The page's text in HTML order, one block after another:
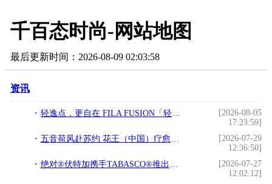
千百态时尚-网站地图
最后更新时间：2026-08-09 02:03:58
资讯
轻逸点，更自在 FILA FUSION「轻逸新机服」全新上市，让通勤与出游轻盈如风
[2026-08-05
17:23:59]
五音荷风赴苏约 花王（中国）疗愈沙龙，诗意诠释“同美共生”
[2026-07-29
12:36:50]
绝对®伏特加携手TABASCO®推出全新联名产品绝对®辣椒仔
[2026-07-27
12:02:12]